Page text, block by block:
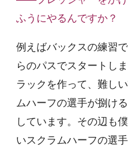
ふうにやるんですか？
例えばバックスの練習
らのパスでスタートし
ラックを作って、難し
ムハーフの選手が捌け
しています。その辺も
いスクラムハーフの選